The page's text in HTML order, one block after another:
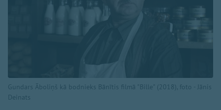
Gundars Āboliņš kā bodnieks Bānītis filmā "Bille" (2018), foto - Jānis
Deinats